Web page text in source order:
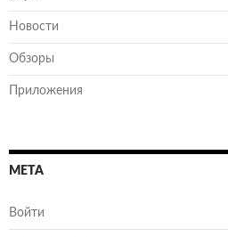
Новости
Обзоры
Приложения
МЕТА
Войти